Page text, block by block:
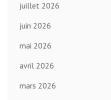
juillet 2026
juin 2026
mai 2026
avril 2026
mars 2026